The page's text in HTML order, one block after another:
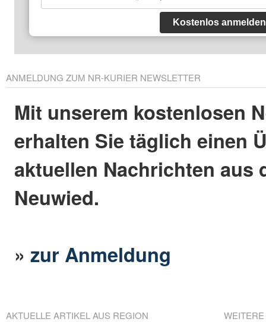
Kostenlos anmelden
ANMELDUNG ZUM NR-KURIER NEWSLETTER
Mit unserem kostenlosen
erhalten Sie täglich einen
aktuellen Nachrichten aus
Neuwied.
»zur Anmeldung
AKTUELLE ARTIKEL AUS REGION